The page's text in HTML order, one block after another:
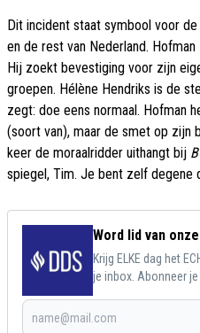
Dit incident staat symbool voor
en de rest van Nederland.
Hij zoekt bevestiging voor zijn
groepen. Hélène Hendriks is de
zegt: doe eens normaal. Hofman
(soort van), maar de smet op zijn
keer de moraalridder uithangt bij
spiegel, Tim. Je bent zelf degene
Word lid van
Krijg ELKE dag het
je inbox. Abonneer je